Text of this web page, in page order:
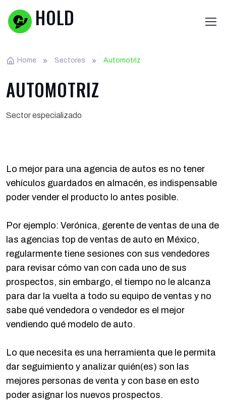
HOLD
Home Sectores Automotriz
AUTOMOTRIZ
Sector especializado
Lo mejor para una agencia de autos es no tener
vehículos guardados en almacén, es indispensable
poder vender el producto lo antes posible.
Por ejemplo: Verónica, gerente de ventas de una de
las agencias top de ventas de auto en México,
regularmente tiene sesiones con sus vendedores
para revisar cómo van con cada uno de sus
prospectos, sin embargo, el tiempo no le alcanza
para dar la vuelta a todo su equipo de ventas y no
sabe qué vendedora o vendedor es el mejor
vendiendo qué modelo de auto.
Lo que necesita es una herramienta que le permita
dar seguimiento y analizar quién(es) son las
mejores personas de venta y con base en esto
poder asignar los nuevos prospectos.